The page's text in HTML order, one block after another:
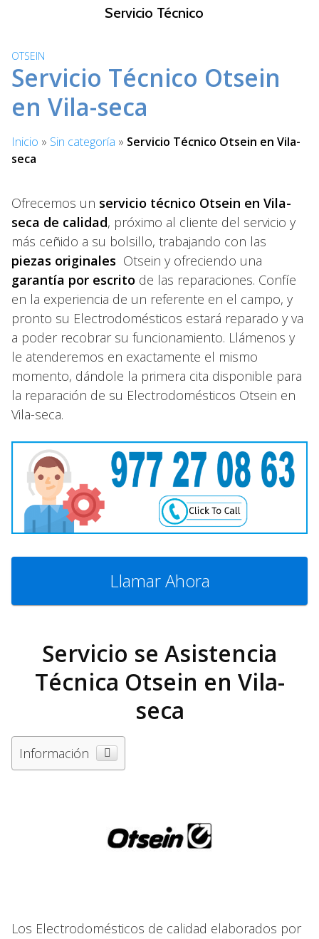
Servicio Técnico
OTSEIN
Servicio Técnico Otsein
en Vila-seca
Inicio » Sin categoría » Servicio Técnico Otsein en Vila-
seca
Ofrecemos un servicio técnico Otsein en Vila-
seca de calidad, próximo al cliente del servicio y
más ceñido a su bolsillo, trabajando con las
piezas originales Otsein y ofreciendo una
garantía por escrito de las reparaciones. Confíe
en la experiencia de un referente en el campo, y
pronto su Electrodomésticos estará reparado y va
a poder recobrar su funcionamiento. Llámenos y
le atenderemos en exactamente el mismo
momento, dándole la primera cita disponible para
la reparación de su Electrodomésticos Otsein en
Vila-seca.
Llamar Ahora
Servicio se Asistencia
Técnica Otsein en Vila-
seca
Información
Los Electrodomésticos de calidad elaborados por